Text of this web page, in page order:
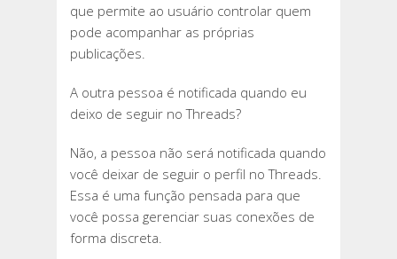
que permite ao usuário controlar quem
pode acompanhar as próprias
publicações.
A outra pessoa é notificada quando eu
deixo de seguir no Threads?
Não, a pessoa não será notificada quando
você deixar de seguir o perfil no Threads.
Essa é uma função pensada para que
você possa gerenciar suas conexões de
forma discreta.